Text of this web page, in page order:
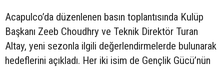
Acapulco’da düzenlenen basın toplantısında Kulüp
Başkanı Zeeb Choudhry ve Teknik Direktör Turan
Altay, yeni sezonla ilgili değerlendirmelerde bulunarak
hedeflerini açıkladı. Her iki isim de Gençlik Gücü’nün